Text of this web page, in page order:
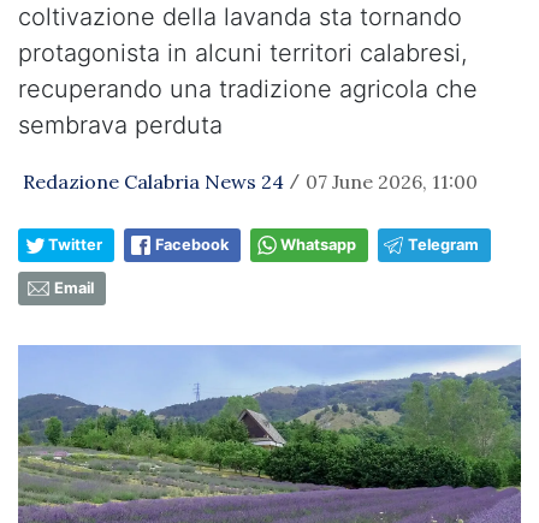
coltivazione della lavanda sta tornando
protagonista in alcuni territori calabresi,
recuperando una tradizione agricola che
sembrava perduta
Redazione Calabria News 24 / 07 June 2026, 11:00
Twitter Facebook Whatsapp Telegram
Email